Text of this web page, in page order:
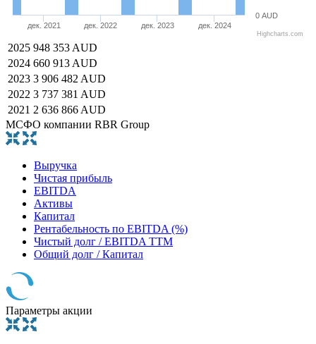
дек. 2021 дек. 2022 дек. 2023 дек. 2024
0 AUD
Highcharts.com
2025 948 353 AUD
2024 660 913 AUD
2023 3 906 482 AUD
2022 3 737 381 AUD
2021 2 636 866 AUD
МСФО компании RBR Group
Выручка
Чистая прибыль
EBITDA
Активы
Капитал
Рентабельность по EBITDA (%)
Чистый долг / EBITDA TTM
Общий долг / Капитал
Параметры акции